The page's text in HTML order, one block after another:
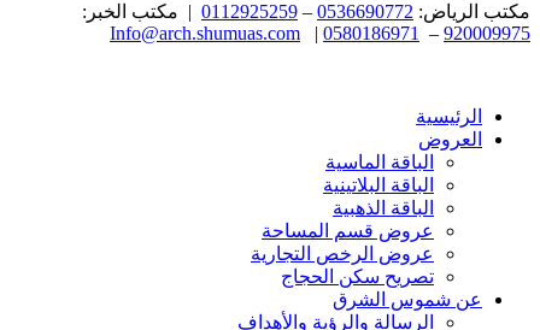
مكتب الرياض: 0536690772
–
0112925259 | مكتب الخبر:
920009975
–
0580186971
|
Info@arch.shumuas.com
الرئيسية
العروض
الباقة الماسية
الباقة البلاتينية
الباقة الذهبية
عروض قسم المساحة
عروض الرخص التجارية
تصريح سكن الحجاج
عن شموس الشرق
الرسالة والرؤية والأهداف